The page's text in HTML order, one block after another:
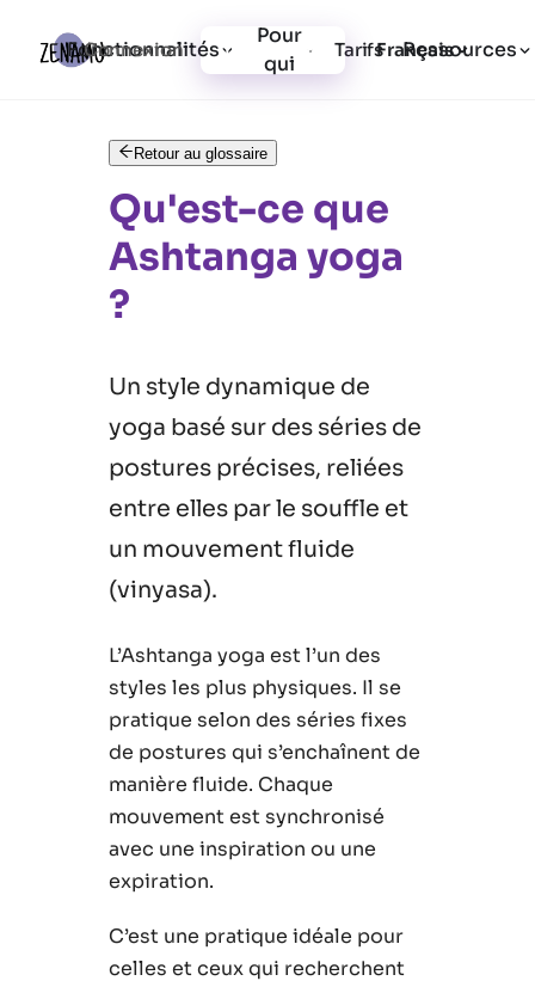
Fonctionnalités
Pour
qui
Tarifs Ressources
Connexion Inscription Français
Retour au glossaire
Qu'est-ce que
Ashtanga yoga
?
Un style dynamique de
yoga basé sur des séries de
postures précises, reliées
entre elles par le souffle et
un mouvement fluide
(vinyasa).
L’Ashtanga yoga est l’un des
styles les plus physiques. Il se
pratique selon des séries fixes
de postures qui s’enchaînent de
manière fluide. Chaque
mouvement est synchronisé
avec une inspiration ou une
expiration.
C’est une pratique idéale pour
celles et ceux qui recherchent